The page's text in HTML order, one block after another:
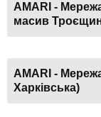
AMARI -
масив
AMARI -
Харківська)